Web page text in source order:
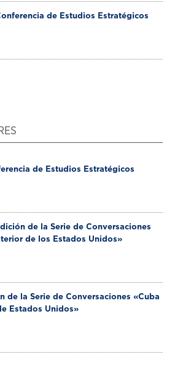
de Estudios Estratégicos
de Estudios Estratégicos
de la Serie de Conversaciones
de los Estados Unidos»
de la Serie de Conversaciones «Cuba
Estados Unidos»